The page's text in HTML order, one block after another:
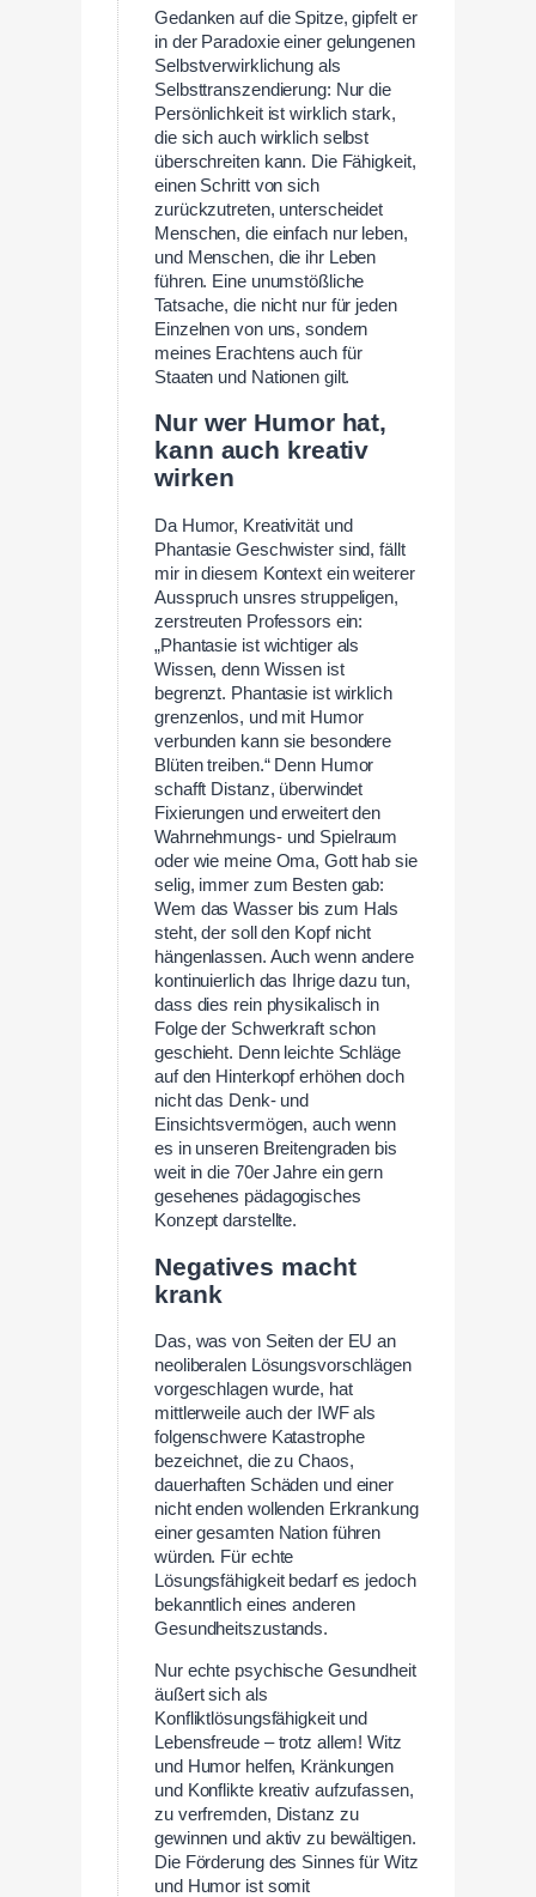
Gedanken auf die Spitze, gipfelt er
in der Paradoxie einer gelungenen
Selbstverwirklichung als
Selbsttranszendierung: Nur die
Persönlichkeit ist wirklich stark,
die sich auch wirklich selbst
überschreiten kann. Die Fähigkeit,
einen Schritt von sich
zurückzutreten, unterscheidet
Menschen, die einfach nur leben,
und Menschen, die ihr Leben
führen. Eine unumstößliche
Tatsache, die nicht nur für jeden
Einzelnen von uns, sondern
meines Erachtens auch für
Staaten und Nationen gilt.
Nur wer Humor hat,
kann auch kreativ
wirken
Da Humor, Kreativität und
Phantasie Geschwister sind, fällt
mir in diesem Kontext ein weiterer
Ausspruch unsres struppeligen,
zerstreuten Professors ein:
„Phantasie ist wichtiger als
Wissen, denn Wissen ist
begrenzt. Phantasie ist wirklich
grenzenlos, und mit Humor
verbunden kann sie besondere
Blüten treiben.“ Denn Humor
schafft Distanz, überwindet
Fixierungen und erweitert den
Wahrnehmungs- und Spielraum
oder wie meine Oma, Gott hab sie
selig, immer zum Besten gab:
Wem das Wasser bis zum Hals
steht, der soll den Kopf nicht
hängenlassen. Auch wenn andere
kontinuierlich das Ihrige dazu tun,
dass dies rein physikalisch in
Folge der Schwerkraft schon
geschieht. Denn leichte Schläge
auf den Hinterkopf erhöhen doch
nicht das Denk- und
Einsichtsvermögen, auch wenn
es in unseren Breitengraden bis
weit in die 70er Jahre ein gern
gesehenes pädagogisches
Konzept darstellte.
Negatives macht
krank
Das, was von Seiten der EU an
neoliberalen Lösungsvorschlägen
vorgeschlagen wurde, hat
mittlerweile auch der IWF als
folgenschwere Katastrophe
bezeichnet, die zu Chaos,
dauerhaften Schäden und einer
nicht enden wollenden Erkrankung
einer gesamten Nation führen
würden. Für echte
Lösungsfähigkeit bedarf es jedoch
bekanntlich eines anderen
Gesundheitszustands.
Nur echte psychische Gesundheit
äußert sich als
Konfliktlösungsfähigkeit und
Lebensfreude – trotz allem! Witz
und Humor helfen, Kränkungen
und Konflikte kreativ aufzufassen,
zu verfremden, Distanz zu
gewinnen und aktiv zu bewältigen.
Die Förderung des Sinnes für Witz
und Humor ist somit